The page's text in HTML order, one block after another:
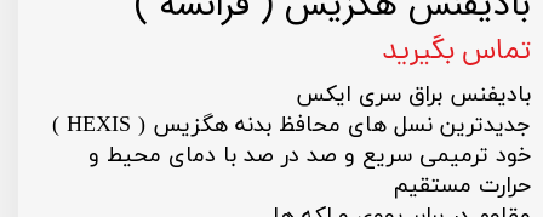
تماس بگیرید
بادیفنس براق سری ایکس
جدیدترین نسل های محافظ بدنه هگزیس ( HEXIS )
خود ترمیمی سریع و صد در صد با دمای محیط و
حرارت مستقیم